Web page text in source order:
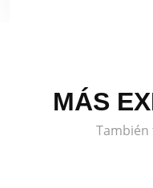
MÁS